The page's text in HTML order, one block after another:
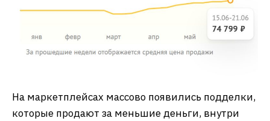
На маркетплейсах массово появились подделки,
которые продают за меньшие деньги, внутри